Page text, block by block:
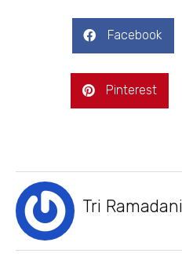
Facebook
Pinterest
Tri Ramadani